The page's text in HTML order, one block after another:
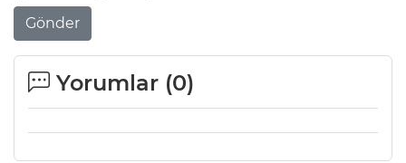
Gönder
Yorumlar (0)